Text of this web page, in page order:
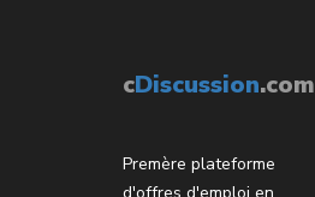
cDiscussion.com
Premère plateforme
d'offres d'emploi en